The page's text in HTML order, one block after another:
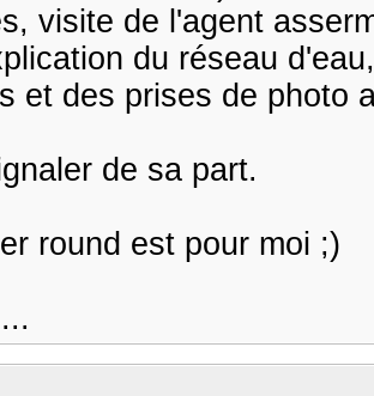
visite de l'agent
du réseau
et des prises de photo
de sa part.
round est pour moi ;)